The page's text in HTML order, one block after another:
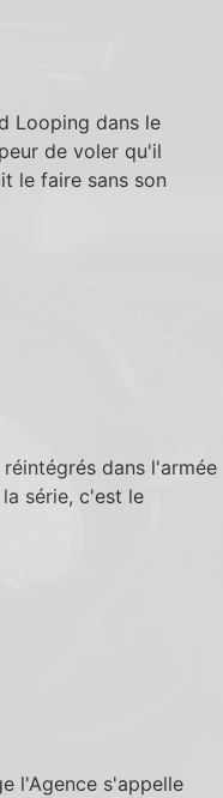
Looping dans le
de voler qu'il
le faire sans son
dans l'armée
série, c'est le
l'Agence s'appelle